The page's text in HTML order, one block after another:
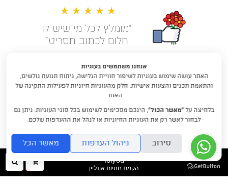
★ ★ ★ ★ ★
"מומלץ לכל מי שיש לו
חלום לכתוב תסריט"
לימודי תסריטאות וסטוריטלינג עם
דניאלה דורון
DraftRishon@gmail.com
folyou
הקמת חנויות אונליין
ההזמנה
אנחנו משתמשים בעוגיות
האתר עושה שימוש בעוגיות לשיפור חוויית הגלישה, ניתוח תנועת גולשים,
והתאמת תכנים והצעות אישיות. חלק מהעוגיות חיוניות לפעילות התקינה של
האתר.
בלחיצה על “מאשר הכול”, הינכם מסכימים לשימוש בכל סוגי העוגיות. ניתן גם
לבחור לאשר רק את העוגיות החיוניות או לנהל את ההעדפות שלכם.
סירוב ניהול העדפות מאשר הכל